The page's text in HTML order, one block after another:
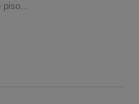
piso...